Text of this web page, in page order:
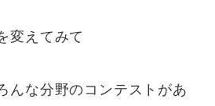
変えてみて
んな分野のコンテストがあ